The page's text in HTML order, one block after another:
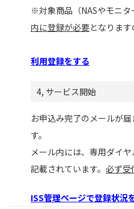
※対象商品（NASやモニタ
内に登録が必要となります
利用登録をする
4, サービス開始
お申込み完了のメールが
す。
メール内には、専用ダイ
記載されています。 必ず受
ISS管理ページで登録状況